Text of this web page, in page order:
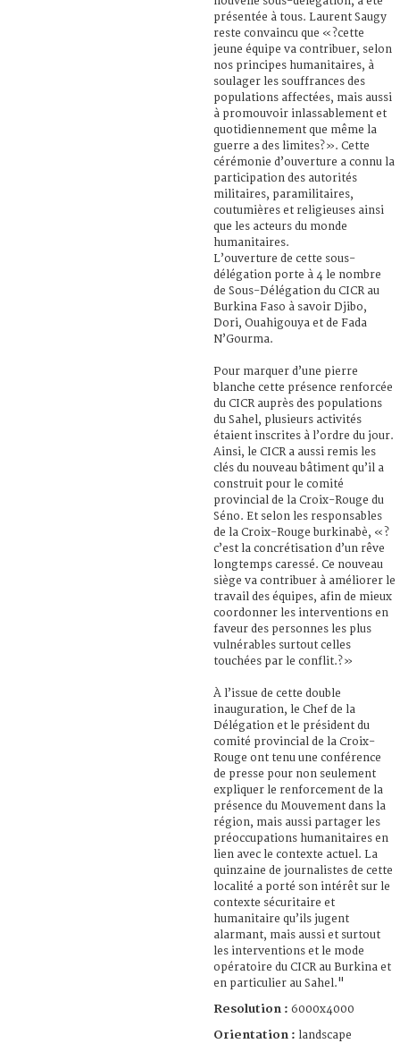
présentée à tous. Laurent Saugy
reste convaincu que «?cette
jeune équipe va contribuer, selon
nos principes humanitaires, à
soulager les souffrances des
populations affectées, mais aussi
à promouvoir inlassablement et
quotidiennement que même la
guerre a des limites?». Cette
cérémonie d’ouverture a connu la
participation des autorités
militaires, paramilitaires,
coutumières et religieuses ainsi
que les acteurs du monde
humanitaires.
L’ouverture de cette sous-
délégation porte à 4 le nombre
de Sous-Délégation du CICR au
Burkina Faso à savoir Djibo,
Dori, Ouahigouya et de Fada
N’Gourma.
Pour marquer d’une pierre
blanche cette présence renforcée
du CICR auprès des populations
du Sahel, plusieurs activités
étaient inscrites à l’ordre du jour.
Ainsi, le CICR a aussi remis les
clés du nouveau bâtiment qu’il a
construit pour le comité
provincial de la Croix-Rouge du
Séno. Et selon les responsables
de la Croix-Rouge burkinabè, «?
c’est la concrétisation d’un rêve
longtemps caressé. Ce nouveau
siège va contribuer à améliorer le
travail des équipes, afin de mieux
coordonner les interventions en
faveur des personnes les plus
vulnérables surtout celles
touchées par le conflit.?»
À l’issue de cette double
inauguration, le Chef de la
Délégation et le président du
comité provincial de la Croix-
Rouge ont tenu une conférence
de presse pour non seulement
expliquer le renforcement de la
présence du Mouvement dans la
région, mais aussi partager les
préoccupations humanitaires en
lien avec le contexte actuel. La
quinzaine de journalistes de cette
localité a porté son intérêt sur le
contexte sécuritaire et
humanitaire qu’ils jugent
alarmant, mais aussi et surtout
les interventions et le mode
opératoire du CICR au Burkina et
en particulier au Sahel."
Resolution : 6000x4000
Orientation : landscape